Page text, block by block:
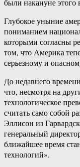
были накануне этого
Глубокое уныние
пониманием
которыми согласны
том, что Америка
серьезному и
До недавнего
что, несмотря на
технологическое
считать само собой
Эллисон из
генеральный
ближайшее время
технологий».